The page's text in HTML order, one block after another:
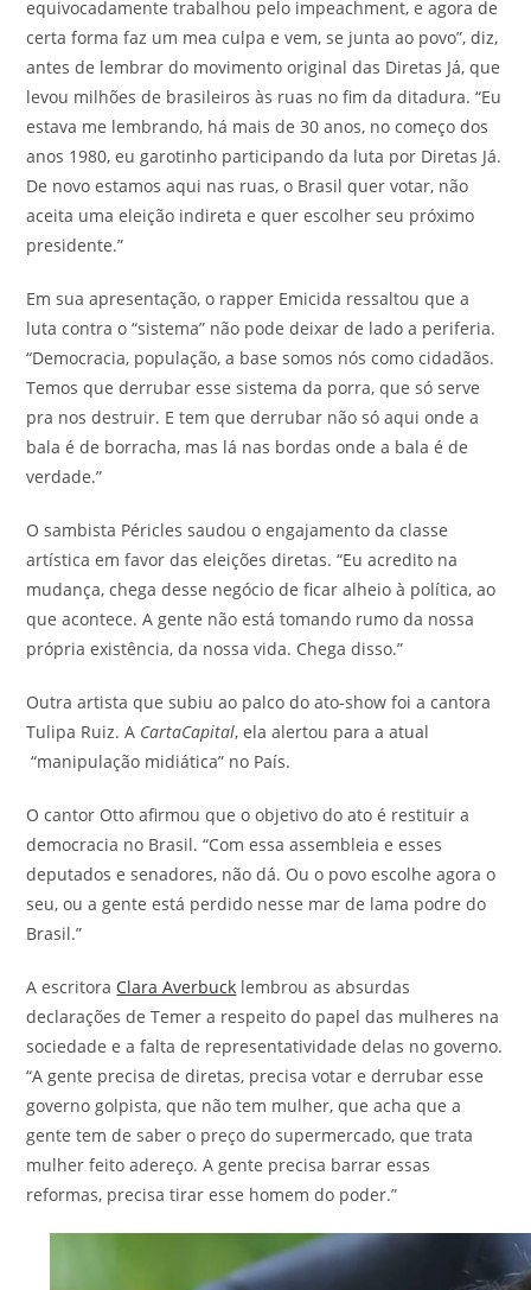
equivocadamente trabalhou pelo impeachment, e agora de
certa forma faz um mea culpa e vem, se junta ao povo”, diz,
antes de lembrar do movimento original das Diretas Já, que
levou milhões de brasileiros às ruas no fim da ditadura. “Eu
estava me lembrando, há mais de 30 anos, no começo dos
anos 1980, eu garotinho participando da luta por Diretas Já.
De novo estamos aqui nas ruas, o Brasil quer votar, não
aceita uma eleição indireta e quer escolher seu próximo
presidente.”
Em sua apresentação, o rapper Emicida ressaltou que a
luta contra o “sistema” não pode deixar de lado a periferia.
“Democracia, população, a base somos nós como cidadãos.
Temos que derrubar esse sistema da porra, que só serve
pra nos destruir. E tem que derrubar não só aqui onde a
bala é de borracha, mas lá nas bordas onde a bala é de
verdade.”
O sambista Péricles saudou o engajamento da classe
artística em favor das eleições diretas. “Eu acredito na
mudança, chega desse negócio de ficar alheio à política, ao
que acontece. A gente não está tomando rumo da nossa
própria existência, da nossa vida. Chega disso.”
Outra artista que subiu ao palco do ato-show foi a cantora
Tulipa Ruiz. A CartaCapital, ela alertou para a atual
“manipulação midiática” no País.
O cantor Otto afirmou que o objetivo do ato é restituir a
democracia no Brasil. “Com essa assembleia e esses
deputados e senadores, não dá. Ou o povo escolhe agora o
seu, ou a gente está perdido nesse mar de lama podre do
Brasil.”
A escritora Clara Averbuck lembrou as absurdas
declarações de Temer a respeito do papel das mulheres na
sociedade e a falta de representatividade delas no governo.
“A gente precisa de diretas, precisa votar e derrubar esse
governo golpista, que não tem mulher, que acha que a
gente tem de saber o preço do supermercado, que trata
mulher feito adereço. A gente precisa barrar essas
reformas, precisa tirar esse homem do poder.”